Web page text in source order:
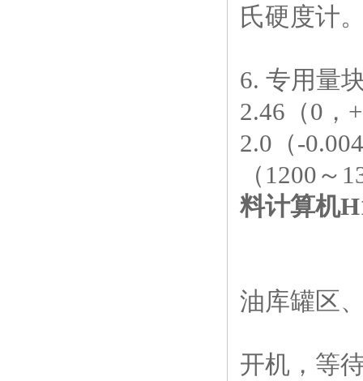
氏硬度计
6. 专用量
2.46 （0 ，
2.0 （-
（ 1200 ～
料计算机
油库罐区
开机，等